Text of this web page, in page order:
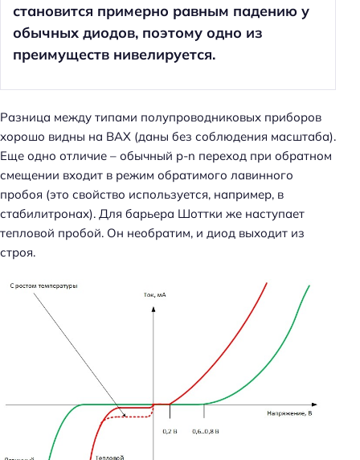
становится примерно равным падению у
обычных диодов, поэтому одно из
преимуществ нивелируется.
Разница между типами полупроводниковых приборов
хорошо видны на ВАХ (даны без соблюдения масштаба).
Еще одно отличие – обычный p-n переход при обратном
смещении входит в режим обратимого лавинного
пробоя (это свойство используется, например, в
стабилитронах). Для барьера Шоттки же наступает
тепловой пробой. Он необратим, и диод выходит из
строя.